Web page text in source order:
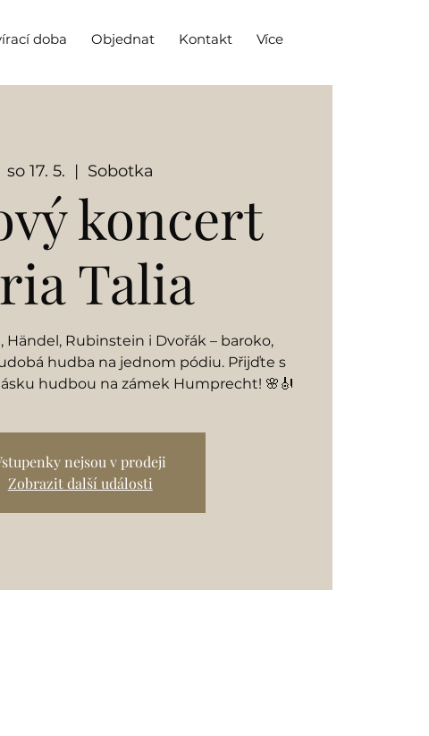
doba Objednat Kontakt Více
so 17. 5.
  |
Sobotka
koncert
Talia
Händel, Rubinstein i Dvořák – baroko,
hudba na jednom pódiu. Přijďte s
hudbou na zámek Humprecht! 🌸🎻
nejsou v prodeji
Zobrazit další události